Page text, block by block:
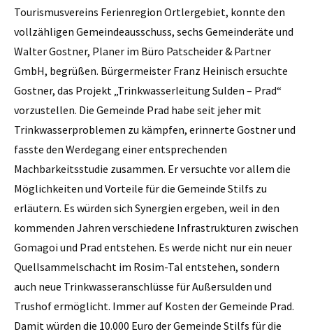
Tourismusvereins Ferienregion Ortlergebiet, konnte den
vollzähligen Gemeindeausschuss, sechs Gemeinderäte und
Walter Gostner, Planer im Büro Patscheider & Partner
GmbH, begrüßen. Bürgermeister Franz Heinisch ersuchte
Gostner, das Projekt „Trinkwasserleitung Sulden – Prad“
vorzustellen. Die Gemeinde Prad habe seit jeher mit
Trinkwasserproblemen zu kämpfen, erinnerte Gostner und
fasste den Werdegang einer entsprechenden
Machbarkeitsstudie zusammen. Er versuchte vor allem die
Möglichkeiten und Vorteile für die Gemeinde Stilfs zu
erläutern. Es würden sich Synergien ergeben, weil in den
kommenden Jahren verschiedene Infrastrukturen zwischen
Gomagoi und Prad entstehen. Es werde nicht nur ein neuer
Quellsammelschacht im Rosim-Tal entstehen, sondern
auch neue Trinkwasseranschlüsse für Außersulden und
Trushof ermöglicht. Immer auf Kosten der Gemeinde Prad.
Damit würden die 10.000 Euro der Gemeinde Stilfs für die